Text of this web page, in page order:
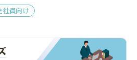
社員向け